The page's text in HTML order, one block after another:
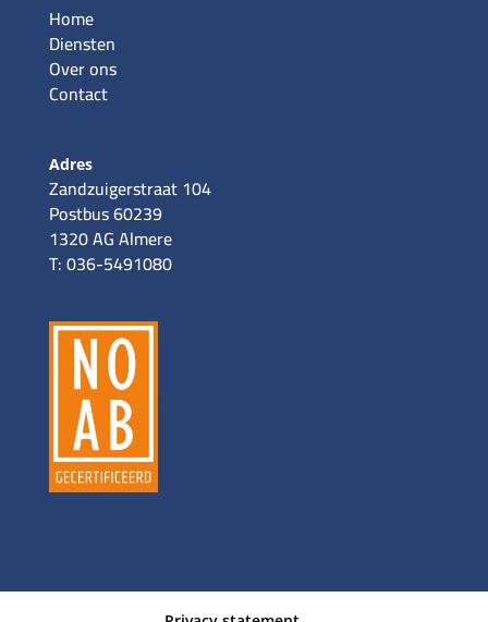
Home
Diensten
Over ons
Contact
Adres
Zandzuigerstraat 104
Postbus 60239
1320 AG Almere
T: 036-5491080